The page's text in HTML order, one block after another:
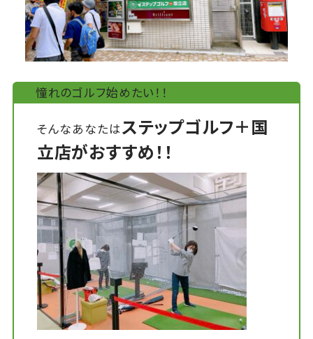
憧れのゴルフ始めたい！！
そんなあなたはステップゴルフ＋国
立店がおすすめ！！